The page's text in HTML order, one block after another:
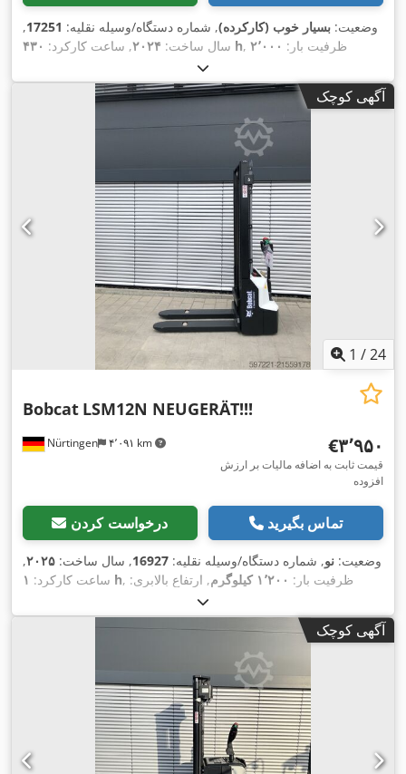
وضعیت: بسیار خوب (کارکرده), شماره دستگاه/وسیله نقلیه: 17251
,
سال ساخت: ۲۰۲۴, ساعت کارکرد: ۴۳۰ h , ظرفیت بار: ۲٬۰۰۰
۴٬۷۳۰ میلی‌متر
میلی‌متر, مرکز ثقل بار:۵۰۰ میلی‌متر , نوع سوخت:دیزل, نوع دکل:
تریپلکس , ارتفاع سازه:۲٬۱۹۰ میلی‌متر , طول شاخک‌ها:
, اندازه لاستیک جلو:7.00-15 5.50
آگهی کوچک
1 /24
Nürtingen ۴٬۰۹۱ km
Bobcat LSM12N NEUGERÄT!!!
‎€۳٬۹۵۰
قیمت ثابت به اضافه مالیات بر ارزش
افزوده
درخواست کردن تماس بگیرید
وضعیت: نو, شماره دستگاه/وسیله نقلیه: 16927, سال ساخت: ۲۰۲۵,
ساعت کارکرد: ۱ h , ظرفیت بار: ۱٬۲۰۰ کیلوگرم
, ارتفاع بالابری:
۶۰۰ میلی‌متر
دکل:سیمپلکس, ارتفاع سازه:۲٬۲۸۰ میلی‌متر , ولتاژ باتری: ۲۴ V,
طول شاخک‌ها: آگهی کوچک